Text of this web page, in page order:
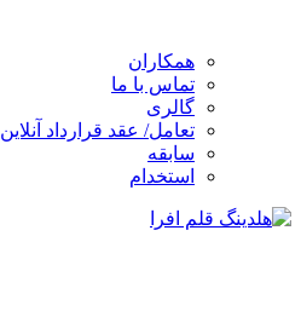
همکاران
تماس با ما
گالری
تعامل/ عقد قرارداد آنلاین
سابقه
استخدام